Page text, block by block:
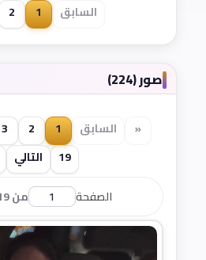
السابق 1
2
صور (224)
« السابق 1
2
3
19
التالي
الصفحة
من 19